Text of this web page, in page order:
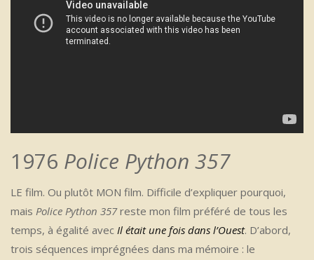
1976 Police Python 357
LE film. Ou plutôt MON film. Difficile d’expliquer pourquoi,
mais Police Python 357reste mon film préféré de tous les
temps, à égalité avec Il était une fois dans l’Ouest. D’abord,
trois séquences imprégnées dans ma mémoire : le